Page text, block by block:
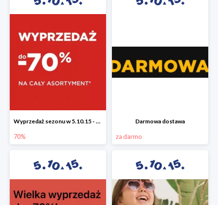
Wyprzedaż sezonu w 5.10.15 - cały asortyment -70%
70%
Darmowa dostawa
za darmo